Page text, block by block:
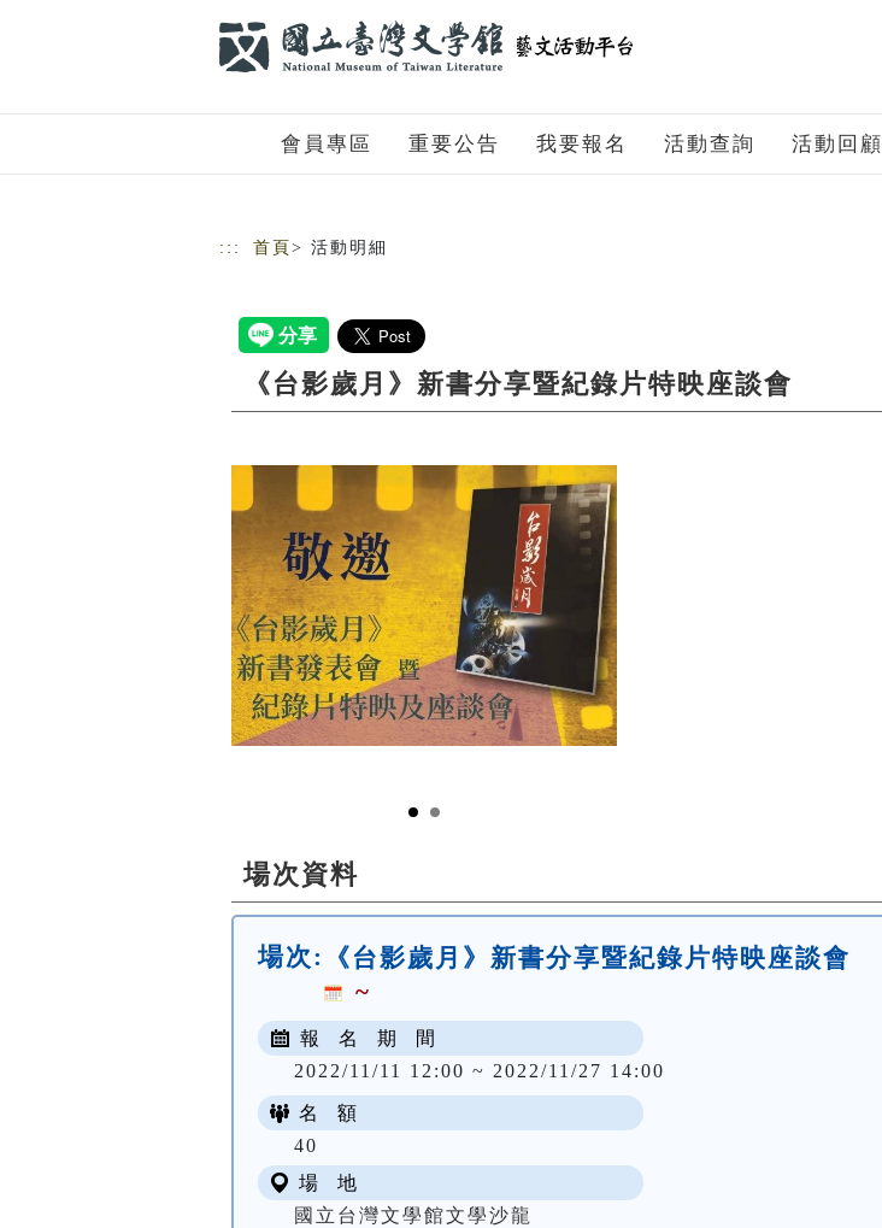
會員專區 重要公告 我要報名 活動查詢 活動回顧
::: 首頁 > 活動明細
《台影歲月》新書分享暨紀錄片特映座談會
場次資料
場次:
《台影歲月》新書分享暨紀錄片特映座談會
~
報 名 期 間
2022/11/11 12:00 ~ 2022/11/27 14:00
名 額
40
場 地
國立台灣文學館文學沙龍